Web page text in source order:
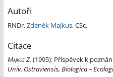
Autoři
RNDr.Zdeněk Majkus, CSc.
Citace
Majkus Z. (1995): Příspěvek k
Univ. Ostraviensis, Biologica –